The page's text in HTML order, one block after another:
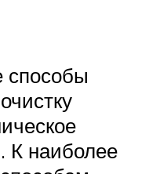
способы
К наиболее